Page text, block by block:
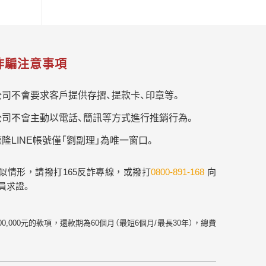
騙注意事項
不會要求客戶提供存摺、提款卡、印章等。
不會主動以電話、簡訊等方式進行推銷行為。
LINE帳號僅「劉副理」為唯一窗口。
情形，請撥打165反詐專線，或撥打0800-891-168 向
求證。
元的款項，還款期為60個月（最短6個月/最長30年），總費